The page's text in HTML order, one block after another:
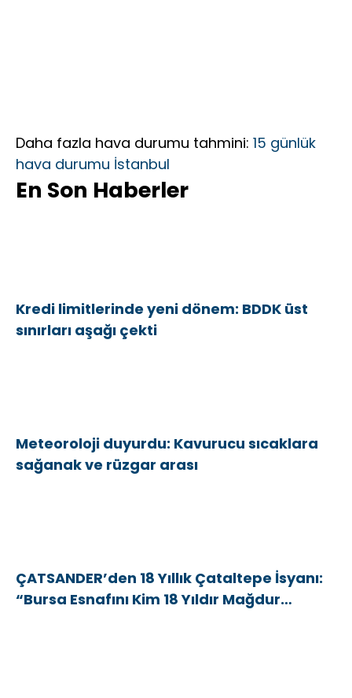
Daha fazla hava durumu tahmini: 15 günlük
hava durumu İstanbul
En Son Haberler
Kredi limitlerinde yeni dönem: BDDK üst
sınırları aşağı çekti
Meteoroloji duyurdu: Kavurucu sıcaklara
sağanak ve rüzgar arası
ÇATSANDER’den 18 Yıllık Çataltepe İsyanı:
“Bursa Esnafını Kim 18 Yıldır Mağdur